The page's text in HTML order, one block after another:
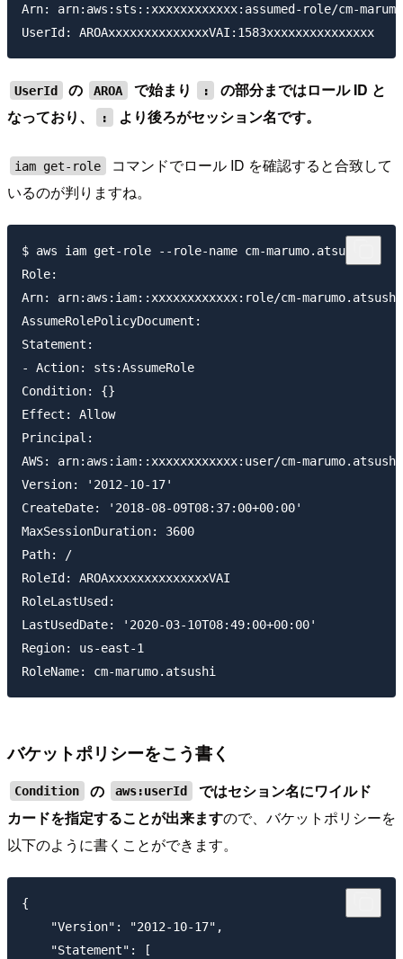
Arn: arn:aws:sts::xxxxxxxxxxxx:assumed-role/cm-
UserId の AROA で始まり :
の部分まではロール ID と
なっており、
: より後ろがセッション名です。
iam get-role
コマンドでロール ID を確認すると合致して
いるのが判りますね。
$ aws iam get-role --role-name cm-marumo.atsushi
Role:
Arn: arn:aws:iam::xxxxxxxxxxxx:role/cm-marumo.atsushi
AssumeRolePolicyDocument:
Statement:
- Action: sts:AssumeRole
Condition: {}
Effect: Allow
Principal:
AWS: arn:aws:iam::xxxxxxxxxxxx:user/cm-marumo.atsushi
Version: '2012-10-17'
CreateDate: '2018-08-09T08:37:00+00:00'
MaxSessionDuration: 3600
Path: /
RoleId: AROAxxxxxxxxxxxxxxVAI
RoleLastUsed:
LastUsedDate: '2020-03-10T08:49:00+00:00'
Region: us-east-1
バケットポリシーをこう書く
Condition の aws:userId
ではセション名にワイルド
カードを指定することが出来ますので、バケットポリシーを
以下のように書くことができます。
{
    "Version": "2012-10-17",
    "Statement": [